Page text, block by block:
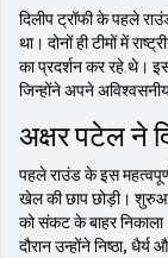
दिलीप ट्रॉफी के पहले
था। दोनों ही टीमों में
का प्रदर्शन कर रहे थे।
जिन्होंने अपने
अक्षर पटेल ने
पहले राउंड के इस
खेल की छाप छोड़ी।
को संकट के बाहर
दौरान उन्होंने निष्ठा,